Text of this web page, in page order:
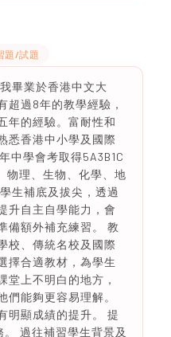
題/試題
畢業於香港中文大
超過8年的教學經驗，
年的經驗。富耐性和
悉香港中小學及國際
中學會考取得5A3B1C
物理、生物、化學、地
生補底及拔尖，透過
升自主自學能力，會
備額外補充練習。 教
校、傳統名校及國際
擇合適教材，為學生
堂上不明白的地方，
們能夠更容易理解。
明顯成績的提升。 提
過往補習學生背景及